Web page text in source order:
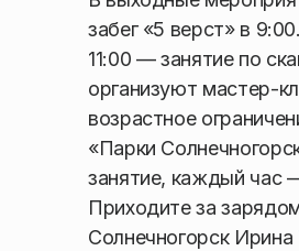
забег «5 верст» в
11:00 — занятие по
организуют мастер-
возрастное
«Парки
занятие, каждый час
Приходите за
Солнечногорск Ирина